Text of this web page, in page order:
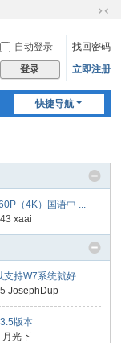
换
到
窄
自动登录
找回密码
登录 立即注册
快捷导航
（4K）国语中 ...
xaai
支持W7系统就好 ...
JosephDup
版本
月光下